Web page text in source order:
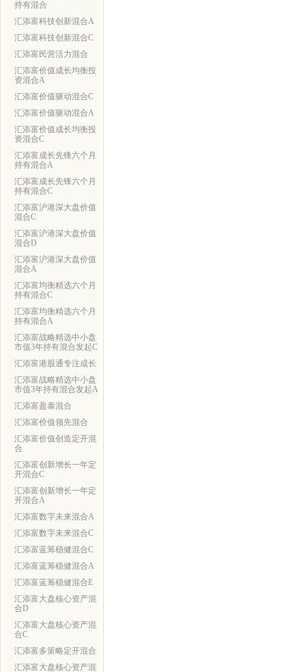
持有混合
汇添富科技创新混合A
汇添富科技创新混合C
汇添富民营活力混合
汇添富价值成长均衡投
资混合A
汇添富价值驱动混合C
汇添富价值驱动混合A
汇添富价值成长均衡投
资混合C
汇添富成长先锋六个月
持有混合A
汇添富成长先锋六个月
持有混合C
汇添富沪港深大盘价值
混合C
汇添富沪港深大盘价值
混合D
汇添富沪港深大盘价值
混合A
汇添富均衡精选六个月
持有混合C
汇添富均衡精选六个月
持有混合A
汇添富战略精选中小盘
市值3年持有混合发起C
汇添富港股通专注成长
汇添富战略精选中小盘
市值3年持有混合发起A
汇添富盈泰混合
汇添富价值领先混合
汇添富价值创造定开混
合
汇添富创新增长一年定
开混合C
汇添富创新增长一年定
开混合A
汇添富数字未来混合A
汇添富数字未来混合C
汇添富蓝筹稳健混合C
汇添富蓝筹稳健混合A
汇添富蓝筹稳健混合E
汇添富大盘核心资产混
合D
汇添富大盘核心资产混
合C
汇添富多策略定开混合
汇添富大盘核心资产混